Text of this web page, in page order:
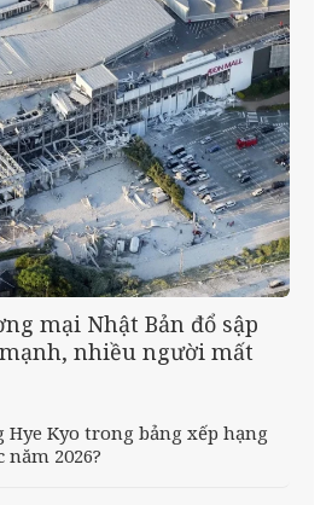
mại Nhật Bản đổ sập
nhiều người mất
Kyo trong bảng xếp hạng
năm 2026?